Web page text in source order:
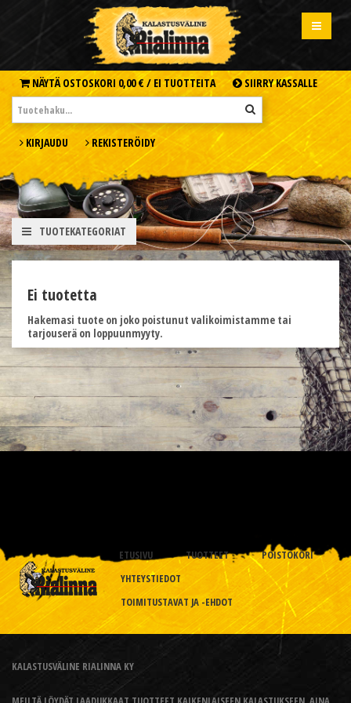
NÄYTÄ OSTOSKORI 0,00 € / EI TUOTTEITA SIIRRY KASSALLE
KIRJAUDU REKISTERÖIDY
TUOTEKATEGORIAT
Ei tuotetta
Hakemasi tuote on joko poistunut valikoimistamme tai
tarjouserä on loppuunmyyty.
ETUSIVU TUOTTEET
POISTOKORI
YHTEYSTIEDOT
TOIMITUSTAVAT JA -EHDOT
KALASTUSVÄLINE RIALINNA KY